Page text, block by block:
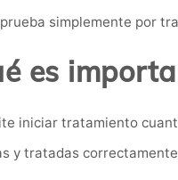
simplemente por
es
iniciar tratamiento
y tratadas